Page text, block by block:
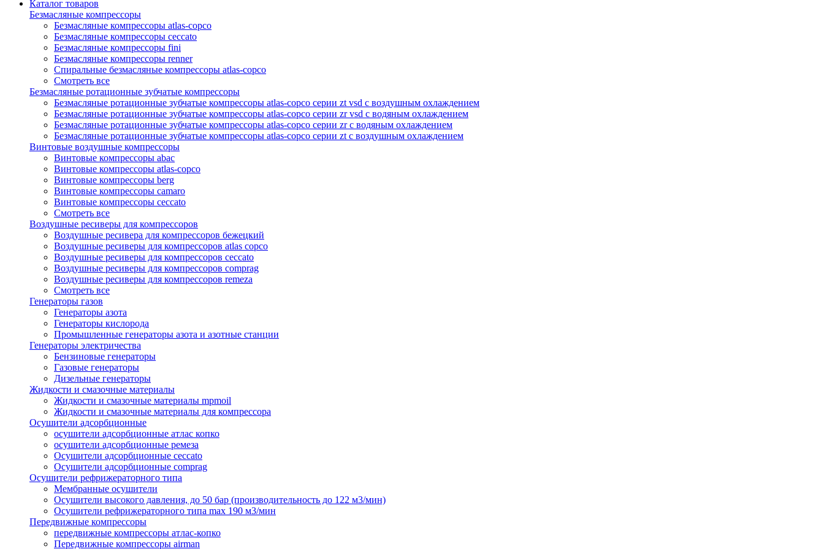
Каталог товаров
Безмасляные компрессоры
Безмасляные компрессоры atlas-copco
Безмасляные компрессоры ceccato
Безмасляные компрессоры fini
Безмасляные компрессоры renner
Спиральные безмасляные компрессоры atlas-copco
Смотреть все
Безмасляные ротационные зубчатые компрессоры
Безмасляные ротационные зубчатые компрессоры atlas-copco серии zt vsd с воздушным охлаждением
Безмасляные ротационные зубчатые компрессоры atlas-copco серии zr vsd с водяным охлаждением
Безмасляные ротационные зубчатые компрессоры atlas-copco серии zr с водяным охлаждением
Безмасляные ротационные зубчатые компрессоры atlas-copco серии zt с воздушным охлаждением
Винтовые воздушные компрессоры
Винтовые компрессоры abac
Винтовые компрессоры atlas-copco
Винтовые компрессоры berg
Винтовые компрессоры camaro
Винтовые компрессоры ceccato
Смотреть все
Воздушные ресиверы для компрессоров
Воздушные ресивера для компрессоров бежецкий
Воздушные ресиверы для компрессоров atlas copco
Воздушные ресиверы для компрессоров ceccato
Воздушные ресиверы для компрессоров comprag
Воздушные ресиверы для компрессоров remeza
Смотреть все
Генераторы газов
Генераторы азота
Генераторы кислорода
Промышленные генераторы азота и азотные станции
Генераторы электричества
Бензиновые генераторы
Газовые генераторы
Дизельные генераторы
Жидкости и смазочные материалы
Жидкости и смазочные материалы mpmoil
Жидкости и смазочные материалы для компрессора
Осушители адсорбционные
осушители адсорбционные атлас копко
осушители адсорбционные ремеза
Осушители адсорбционные ceccato
Осушители адсорбционные comprag
Осушители рефрижераторного типа
Мембранные осушители
Осушители высокого давления, до 50 бар (производительность до 122 м3/мин)
Осушители рефрижераторного типа max 190 м3/мин
Передвижные компрессоры
передвижные компрессоры атлас-копко
Передвижные компрессоры airman